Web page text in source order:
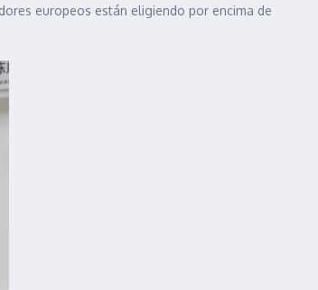
europeos están eligiendo por encima de